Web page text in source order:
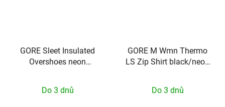
GORE Sleet Insulated
Overshoes neon
Do 3 dnů
GORE M Wmn Thermo
LS Zip Shirt black/neon
Do 3 dnů